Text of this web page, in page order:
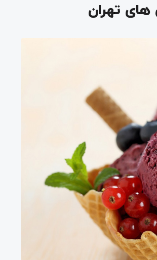
تهران